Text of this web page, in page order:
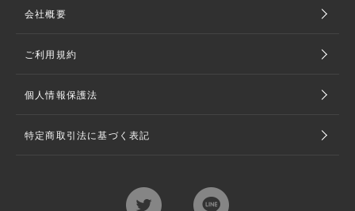
会社概要
ご利用規約
個人情報保護法
特定商取引法に基づく表記